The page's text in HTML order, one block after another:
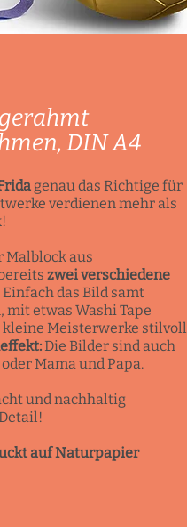
DIN A4
genau das Richtige für
verdienen mehr als
aus
zwei verschiedene
Einfach das Bild samt
mit etwas Washi Tape
Meisterwerke stilvoll
Die Bilder sind auch
Mama und Papa.
und nachhaltig
auf Naturpapier